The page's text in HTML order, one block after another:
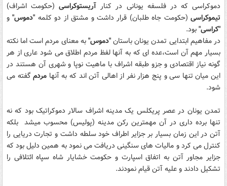
دموکراسی که در فلسفه یونانی در کنار آریستوکراسی(حکومت اشراف)
تیموکراسی(حکومت جاه طلبان) قرار داشت و مشتق از دو کلمه "دموس" و
"کراسی"بود.
در مفاهیم ابتدایی تمدن یونان باستان"دموس"به معنای مردم است اما نکته
بسیار مهم آن است،عده ای که به آنها لفظ مردم اطلاق می شود عاری از هر
گونه نیاز اقتصادی و جزو طبقه اشراف با ماهیت نوپا و شهری آن هستند در
این میان تنها سی و پنج هزار نفر از اهالی آتن اند که به آنها مردمگفته می
شود.
تمدن یونان در عصر پریکلس یک مدینه اشراف سالار دموکراتیک بود که نه
تنها برده داری در آن مهمترین رکن مدینه (پولیس) محسوب میشد بلکه
آتن در این زمان بسیار بر جزایر اطراف خود سلطه داشت و تجارت دریایی را
کنترل می کرد و مالیات های سنگینی دریافت می نمود به همین دلیل بود که
جزایر مجاور آتن به اتفاق اسپارت و حکومت خشایار شاه سپاه ائتلافی را
تشکیل دادند و علیه آتن قیام نمودند.